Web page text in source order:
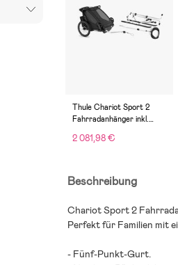
Thule Chariot Sport 2
Fahrradanhänger inkl.
2 081,98 €
Beschreibung
Chariot Sport 2
Perfekt für Familien mit
- Fünf-Punkt-Gurt.